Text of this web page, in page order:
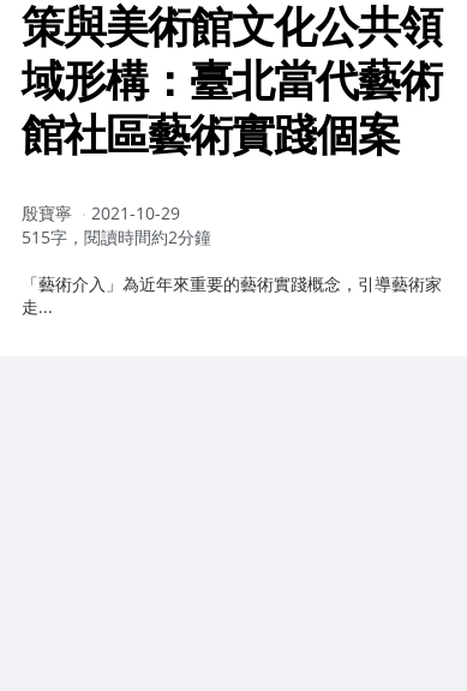
策與美術館文化公共領
域形構：臺北當代藝術
館社區藝術實踐個案
作
者：
殷寶寧
2021-10-29
515字，閱讀時間約2分鐘
「藝術介入」為近年來重要的藝術實踐概念，引導藝術家
走...